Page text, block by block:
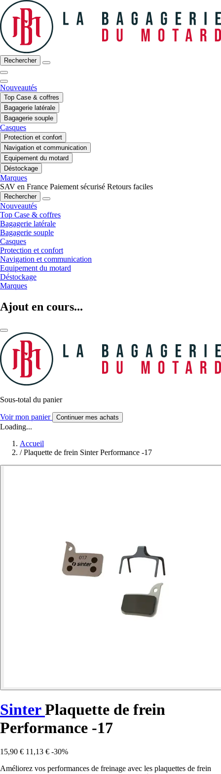
Rechercher
Nouveautés
Top Case & coffres
Bagagerie latérale
Bagagerie souple
Casques
Protection et confort
Navigation et communication
Equipement du motard
Déstockage
Marques
SAV en France Paiement sécurisé Retours faciles
Rechercher
Nouveautés
Top Case & coffres
Bagagerie latérale
Bagagerie souple
Casques
Protection et confort
Navigation et communication
Equipement du motard
Déstockage
Marques
Ajout en cours...
Sous-total du panier
Voir mon panier Continuer mes achats
Loading...
Accueil
/ Plaquette de frein Sinter Performance -17
SinterPlaquette de frein
Performance -17
15,90 € 11,13 € -30%
Améliorez vos performances de freinage avec les plaquettes de frein